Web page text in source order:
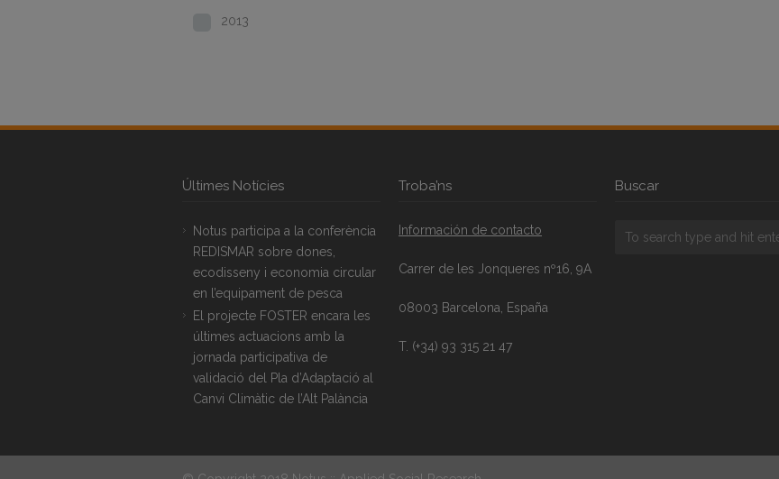
2013
Últimes Notícies
Notus participa a la conferència
REDISMAR sobre dones,
ecodisseny i economia circular
en l’equipament de pesca
El projecte FOSTER encara les
últimes actuacions amb la
jornada participativa de
validació del Pla d’Adaptació al
Canvi Climàtic de l’Alt Palància
Troba’ns
Información de contacto
Carrer de les Jonqueres nº16, 9A
08003 Barcelona, España
T. (+34) 93 315 21 47
Buscar